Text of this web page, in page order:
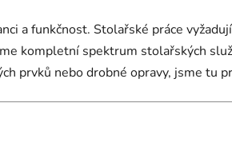
a funkčnost. Stolařské práce
kompletní spektrum stolařských
prvků nebo drobné opravy, jsme tu